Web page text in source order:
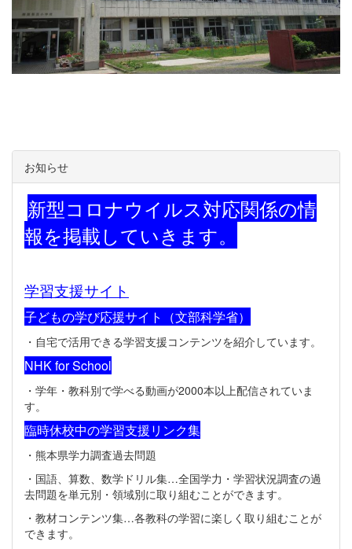
お知らせ
新型コロナウイルス対応関係の情
報を掲載していきます。
学習支援サイト
子どもの学び応援サイト（文部科学省）
・自宅で活用できる学習支援コンテンツを紹介しています。
NHK for School
・学年・教科別で学べる動画が2000本以上配信されていま
す。
臨時休校中の学習支援リンク集
・熊本県学力調査過去問題
・国語、算数、数学ドリル集…全国学力・学習状況調査の過
去問題を単元別・領域別に取り組むことができます。
・教材コンテンツ集…各教科の学習に楽しく取り組むことが
できます。